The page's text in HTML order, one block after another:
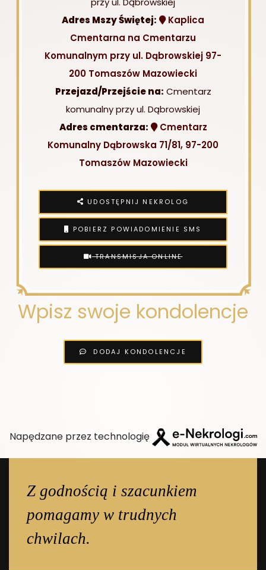
Adres Mszy Świętej:
Kaplica
Cmentarna na Cmentarzu
Komunalnym przy ul. Dąbrowskiej 97-
200 Tomaszów Mazowiecki
Przejazd/Przejście na: Cmentarz
komunalny przy ul. Dąbrowskiej
Adres cmentarza:
Cmentarz
Komunalny Dąbrowska 71/81, 97-200
Tomaszów Mazowiecki
UDOSTĘPNIJ NEKROLOG
POBIERZ POWIADOMIENIE SMS
TRANSMISJA ONLINE
Wpisz swoje kondolencje
DODAJ KONDOLENCJE
Napędzane przez technologię
Z godnością i szacunkiem
pomagamy w trudnych
chwilach.